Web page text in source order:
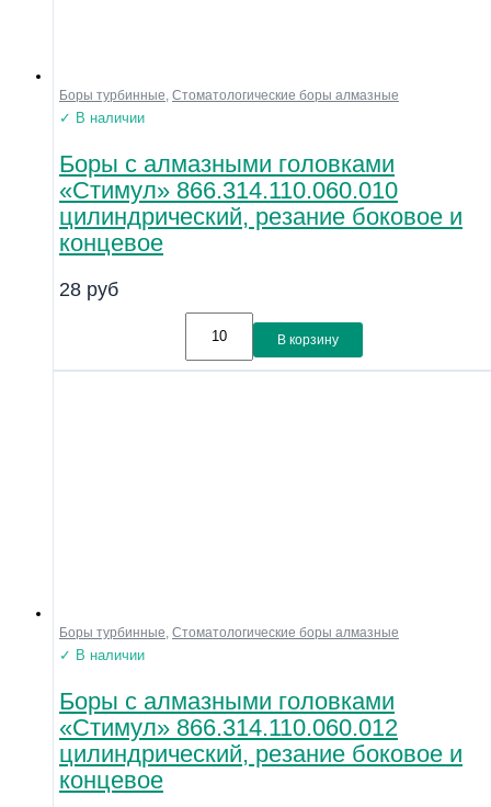
Боры турбинные Стоматологические боры алмазные
✓ В наличии
Боры с алмазными головками
«Стимул» 866.314.110.060.010
цилиндрический, резание боковое и
концевое
28 руб
В корзину
Боры турбинные, Стоматологические боры алмазные
✓ В наличии
Боры с алмазными головками
«Стимул» 866.314.110.060.012
цилиндрический, резание боковое и
концевое